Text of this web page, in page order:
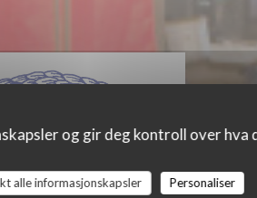
og gir deg kontroll over hva
alle informasjonskapsler
Personaliser